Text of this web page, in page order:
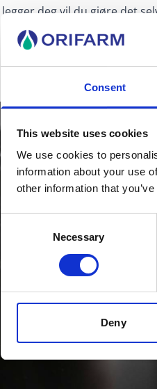
Consent
This website uses cookies
We use cookies to
information about your use
other information that
Necessary
Deny
legger deg vil du gjøre det
selv om du er på ferie.